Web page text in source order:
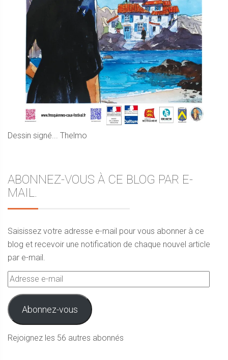
Dessin signé... Thelmo
ABONNEZ-VOUS À CE BLOG PAR E-
MAIL.
Saisissez votre adresse e-mail pour vous abonner à ce
blog et recevoir une notification de chaque nouvel article
par e-mail.
Adresse
e-
mail
Abonnez-vous
Rejoignez les 56 autres abonnés